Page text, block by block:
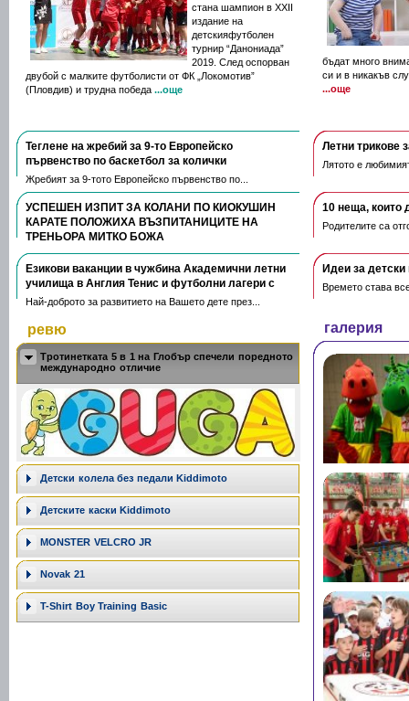
стана шампион в XXII
издание на
детскияфутболен
турнир “Данониада”
2019. След оспорван
двубой с малките футболисти от ФК „Локомотив”
(Пловдив) и трудна победа ...още
Теглене на жребий за 9-то Европейско
първенство по баскетбол за колички
Жребият за 9-тото Европейско първенство по...
УСПЕШЕН ИЗПИТ ЗА КОЛАНИ ПО КИОКУШИН
КАРАТЕ ПОЛОЖИХА ВЪЗПИТАНИЦИТЕ НА
ТРЕНЬОРА МИТКО БОЖА
На 28-ми Март в град Русе се проведе изпит за...
Езикови ваканции​ в чужбина Академични летни
училища в Англия Тенис и футболни лагери с
Най-доброто за развитието на Вашето дете през...
бъдат много
си и в никакъв
...още
Летни трикове
Лятото е
10 неща, които
Родителите са
Идеи за детски
Времето става
ревю
Тротинетката 5 в 1 на Глобър спечели поредното
международно отличие
Дeтски колела без педали Kiddimoto
Детските каски Kiddimoto
MONSTER VELCRO JR
Novak 21
T-Shirt Boy Training Basic
галерия